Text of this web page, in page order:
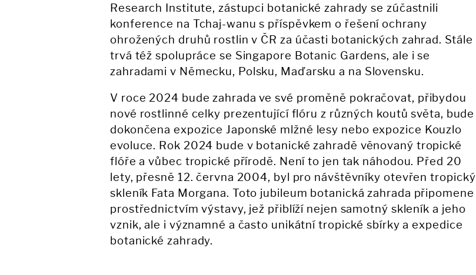
Research Institute, zástupci botanické zahrady se zúčastnili
konference na Tchaj-wanu s příspěvkem o řešení ochrany
ohrožených druhů rostlin v ČR za účasti botanických zahrad. Stále
trvá též spolupráce se Singapore Botanic Gardens, ale i se
zahradami v Německu, Polsku, Maďarsku a na Slovensku.
V roce 2024 bude zahrada ve své proměně pokračovat, přibydou
nové rostlinné celky prezentující flóru z různých koutů světa, bude
dokončena expozice Japonské mlžné lesy nebo expozice Kouzlo
evoluce. Rok 2024 bude v botanické zahradě věnovaný tropické
flóře a vůbec tropické přírodě. Není to jen tak náhodou. Před 20
lety, přesně 12. června 2004, byl pro návštěvníky otevřen tropický
skleník Fata Morgana. Toto jubileum botanická zahrada připomene
prostřednictvím výstavy, jež přiblíží nejen samotný skleník a jeho
vznik, ale i významné a často unikátní tropické sbírky a expedice
botanické zahrady.